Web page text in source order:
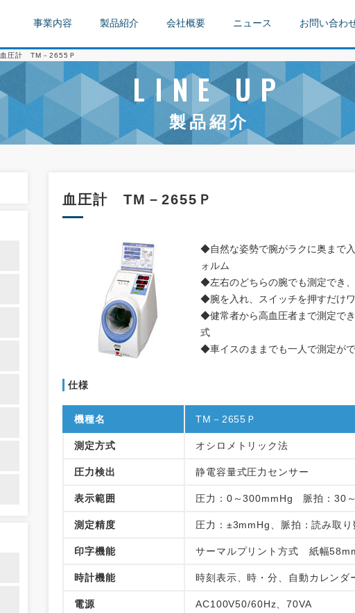
事業内容 製品紹介 会社概要 ニュース お問い合わ
血圧計 TM－2655Ｐ
LINE UP
製品紹介
血圧計 TM－2655Ｐ
◆自然な姿勢で腕がラクに奥まで
ォルム
◆左右のどちらの腕でも測定でき
◆腕を入れ、スイッチを押すだけ
◆健常者から高血圧者まで測定で
式
◆車イスのままでも一人で測定が
仕様
機種名 TM－2655Ｐ
測定方式 オシロメトリック法
圧力検出 静電容量式圧力センサー
表示範囲 圧力：0～300mmHg 脈拍：30
測定精度 圧力：±3mmHg、脈拍：読み取
印字機能 サーマルプリント方式 紙幅
時計機能 時刻表示、時・分、自動カレンダ
電源 AC100V50/60Hz、70VA